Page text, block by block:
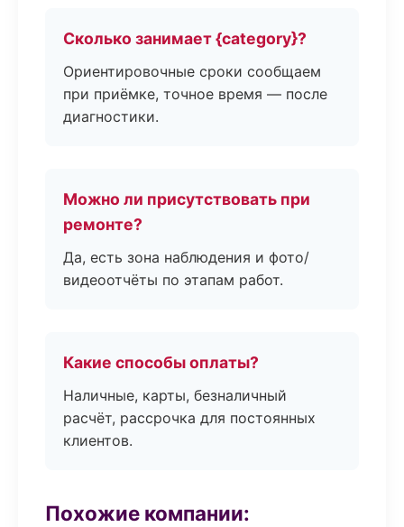
Сколько занимает {category}?
Ориентировочные сроки сообщаем
при приёмке, точное время — после
диагностики.
Можно ли присутствовать при
ремонте?
Да, есть зона наблюдения и фото/
видеоотчёты по этапам работ.
Какие способы оплаты?
Наличные, карты, безналичный
расчёт, рассрочка для постоянных
клиентов.
Похожие компании: